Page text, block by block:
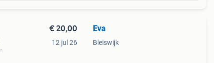
€ 20,00
12 jul 26
Eva
Bleiswijk